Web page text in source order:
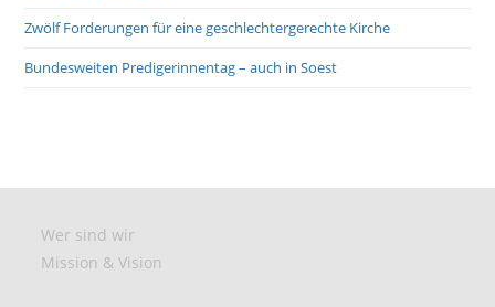
Zwölf Forderungen für eine geschlechtergerechte Kirche
Bundesweiten Predigerinnentag – auch in Soest
Wer sind wir
Mission & Vision